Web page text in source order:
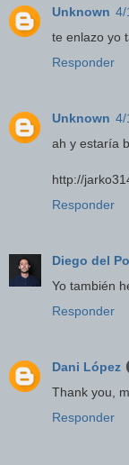
Unknown 4/
te enlazo yo
Responder
Unknown 4/
ah y estaría
http://
Responder
Diego del
Yo también
Responder
Dani López
Thank you,
Responder